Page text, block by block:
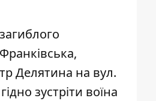
Делятина на вул.
зустріти воїна